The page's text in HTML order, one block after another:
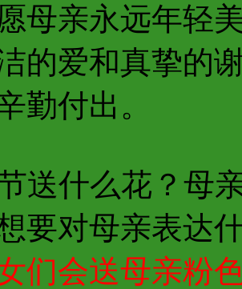
母亲永远年轻
的爱和真挚的
勤付出。
送什么花？母
要对母亲表达
们会送母亲粉